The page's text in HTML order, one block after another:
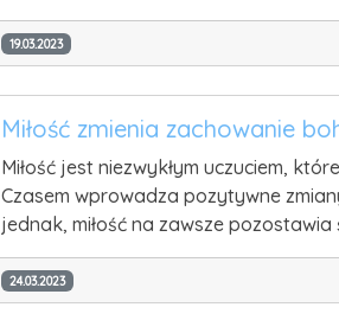
19.03.2023
Miłość zmienia zachowanie
Miłość jest niezwykłym uczuciem,
Czasem wprowadza pozytywne
jednak, miłość na zawsze
24.03.2023